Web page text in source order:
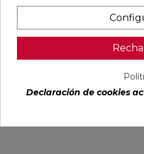
PLACA KNAUF
PLACA KNAUF
3000X1200X10
Knauf
Declaración de cookies